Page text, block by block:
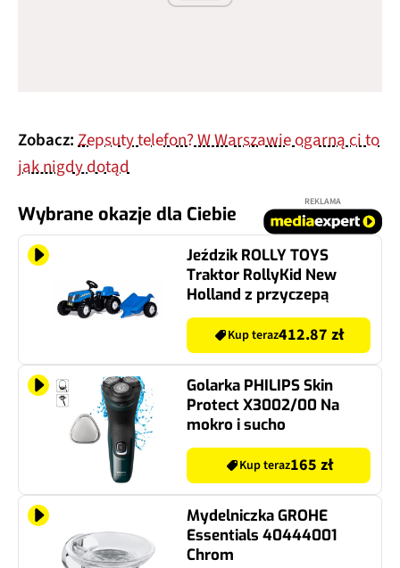
Zobacz:Zepsuty telefon? W Warszawie ogarną ci to
jak nigdy dotąd
Wybrane okazje dla Ciebie
REKLAMA
Jeździk ROLLY TOYS
Traktor RollyKid New
Holland z przyczepą
Kup teraz412.87 zł
Golarka PHILIPS Skin
Protect X3002/00 Na
mokro i sucho
Kup teraz165 zł
Mydelniczka GROHE
Essentials 40444001
Chrom